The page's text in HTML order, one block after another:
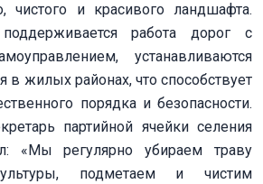
чистого и красивого ландшафта.
работа дорог с
устанавливаются
в жилых районах, что способствует
порядка и безопасности.
партийной ячейки селения
«Мы регулярно убираем траву
подметаем и чистим